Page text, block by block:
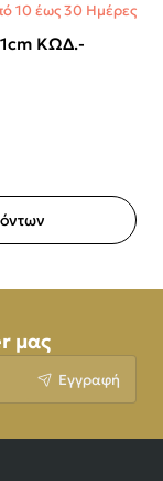
10 έως 30 Ημέρες
ΚΩΔ.-
μας
Εγγραφή